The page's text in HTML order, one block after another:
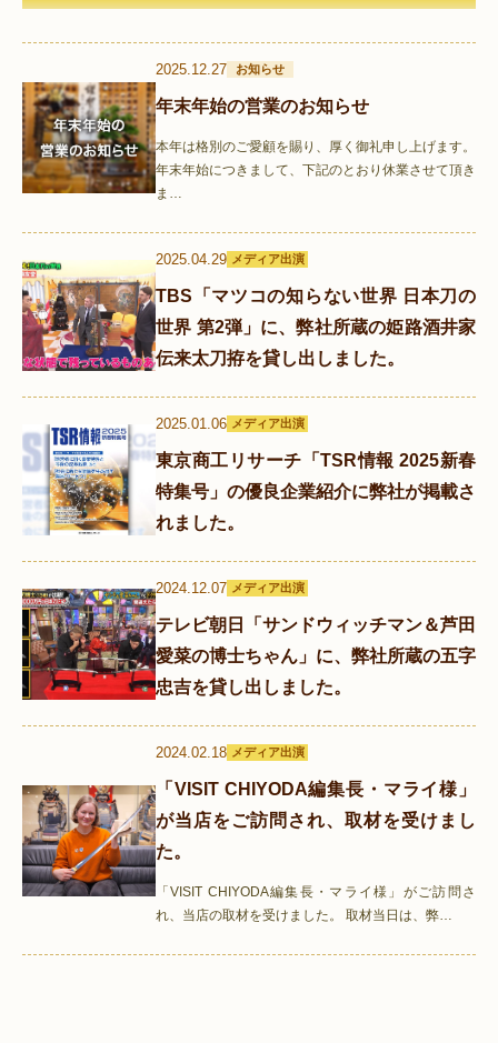
2025.12.27 お知らせ
年末年始の営業のお知らせ
本年は格別のご愛顧を賜り、厚く御礼申し上げます。
年末年始につきまして、下記のとおり休業させて頂き
ま…
2025.04.29 メディア出演
TBS「マツコの知らない世界 日本刀の
世界 第2弾」に、弊社所蔵の姫路酒井家
伝来太刀拵を貸し出しました。
2025.01.06 メディア出演
東京商工リサーチ「TSR情報 2025新春
特集号」の優良企業紹介に弊社が掲載さ
れました。
2024.12.07 メディア出演
テレビ朝日「サンドウィッチマン＆芦田
愛菜の博士ちゃん」に、弊社所蔵の五字
忠吉を貸し出しました。
2024.02.18 メディア出演
「VISIT CHIYODA編集長・マライ様」
が当店をご訪問され、取材を受けまし
た。
「VISIT CHIYODA編集長・マライ様」がご訪問さ
れ、当店の取材を受けました。 取材当日は、弊…